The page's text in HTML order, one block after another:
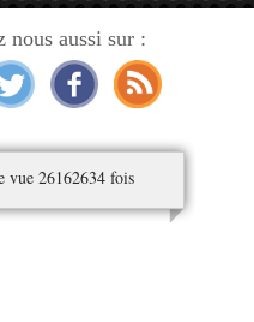
nous aussi sur :
vue 26162634 fois